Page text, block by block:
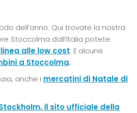
dell’anno. Qui trovate la nostra
Stoccolma dall’Italia potete
alle low cost. E alcune
a Stoccolma.
anche i mercatini di Natale di
il sito ufficiale della